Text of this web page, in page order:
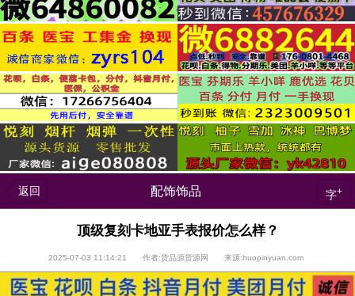
返回 配饰饰品 字+
顶级复刻卡地亚手表报价怎么样？
2025-07-03 11:14:21 作者:货品源货源网 来源:huopinyuan.com